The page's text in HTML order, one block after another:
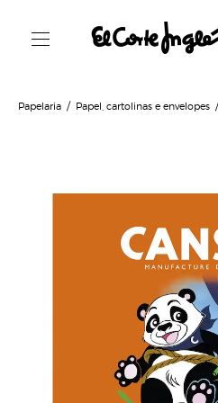
Papelaria Papel, cartolinas e envelopes